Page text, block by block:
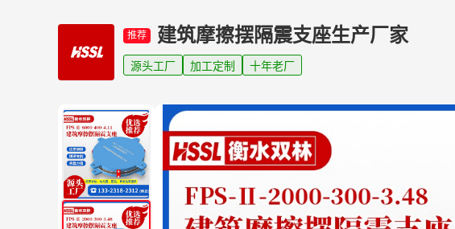
推荐 建筑摩擦摆隔震支座生产厂家
源头工厂 加工定制 十年老厂